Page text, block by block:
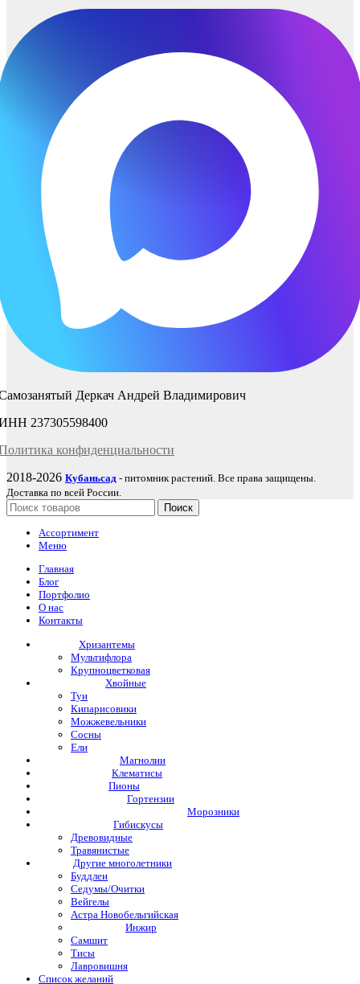
Деркач Андрей Владимирович
237305598400
конфиденциальности
2018-2026 Кубаньсад - питомник растений. Все права защищены.
Доставка по всей России.
Поиск
Ассортимент
Меню
Главная
Блог
Портфолио
О нас
Контакты
Хризантемы
Мультифлора
Крупноцветковая
Хвойные
Туи
Кипарисовики
Можжевельники
Сосны
Ели
Магнолии
Клематисы
Пионы
Гортензии
Морозники
Гибискусы
Древовидные
Травянистые
Другие многолетники
Буддлеи
Седумы/Очитки
Вейгелы
Астра Новобельгийская
Инжир
Самшит
Тисы
Лавровишня
Список желаний